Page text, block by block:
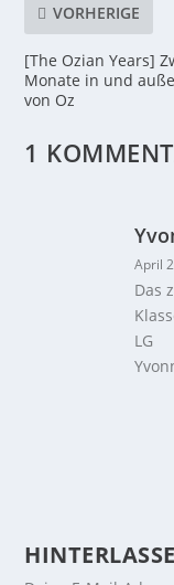
VORHERIGE
[The Ozian Years]
Monate in und
von Oz
1
April
Das
LG